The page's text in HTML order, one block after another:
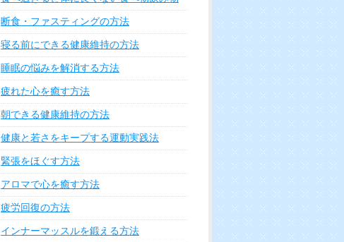
断食・ファスティングの方法
寝る前にできる健康維持の方法
睡眠の悩みを解消する方法
疲れた心を癒す方法
朝できる健康維持の方法
健康と若さをキープする運動実践法
緊張をほぐす方法
アロマで心を癒す方法
疲労回復の方法
インナーマッスルを鍛える方法